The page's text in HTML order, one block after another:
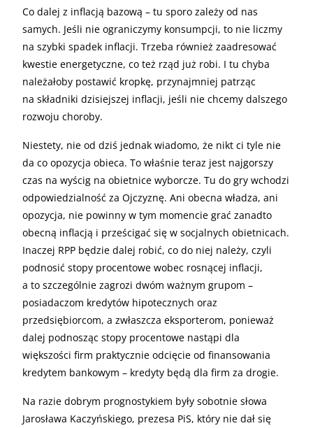
Co dalej z inflacją bazową – tu sporo zależy od nas
samych. Jeśli nie ograniczymy konsumpcji, to nie liczmy
na szybki spadek inflacji. Trzeba również zaadresować
kwestie energetyczne, co też rząd już robi. I tu chyba
należałoby postawić kropkę, przynajmniej patrząc
na składniki dzisiejszej inflacji, jeśli nie chcemy dalszego
rozwoju choroby.
Niestety, nie od dziś jednak wiadomo, że nikt ci tyle nie
da co opozycja obieca. To właśnie teraz jest najgorszy
czas na wyścig na obietnice wyborcze. Tu do gry wchodzi
odpowiedzialność za Ojczyznę. Ani obecna władza, ani
opozycja, nie powinny w tym momencie grać zanadto
obecną inflacją i prześcigać się w socjalnych obietnicach.
Inaczej RPP będzie dalej robić, co do niej należy, czyli
podnosić stopy procentowe wobec rosnącej inflacji,
a to szczególnie zagrozi dwóm ważnym grupom –
posiadaczom kredytów hipotecznych oraz
przedsiębiorcom, a zwłaszcza eksporterom, ponieważ
dalej podnosząc stopy procentowe nastąpi dla
większości firm praktycznie odcięcie od finansowania
kredytem bankowym – kredyty będą dla firm za drogie.
Na razie dobrym prognostykiem były sobotnie słowa
Jarosława Kaczyńskiego, prezesa PiS, który nie dał się